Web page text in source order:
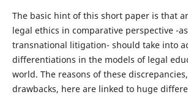
The basic hint of this short paper is that
legal ethics in comparative perspective -
transnational litigation- should take into
differentiations in the models of legal
world. The reasons of these
drawbacks, here are linked to huge